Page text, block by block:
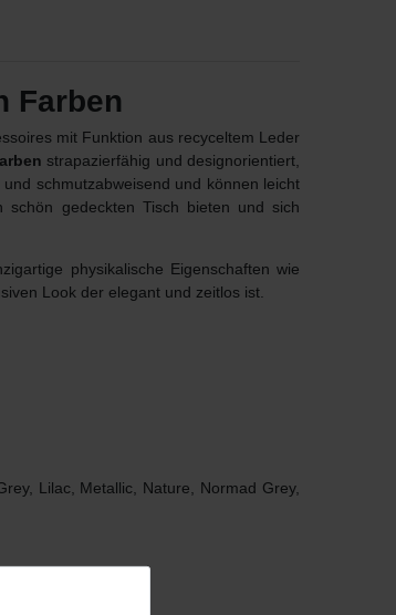
Farben
mit Funktion aus recyceltem Leder
strapazierfähig und designorientiert,
schmutzabweisend und können leicht
gedeckten Tisch bieten und sich
physikalische Eigenschaften wie
Look der elegant und zeitlos ist.
Lilac, Metallic, Nature, Normad Grey,